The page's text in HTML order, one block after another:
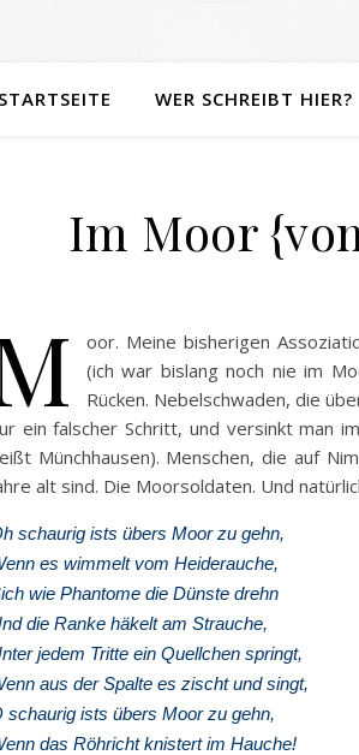
STARTSEITE WER SCHREIBT HIER?
Im Moor
oor. Meine bisherigen
(ich war bislang noch nie im
Rücken. Nebelschwaden, die
ein falscher Schritt, und versinkt man
Münchhausen). Menschen, die auf
alt sind. Die Moorsoldaten. Und
schaurig ists übers Moor zu gehn,
es wimmelt vom Heiderauche,
wie Phantome die Dünste drehn
die Ranke häkelt am Strauche,
jedem Tritte ein Quellchen springt,
aus der Spalte es zischt und singt,
schaurig ists übers Moor zu gehn,
das Röhricht knistert im Hauche!